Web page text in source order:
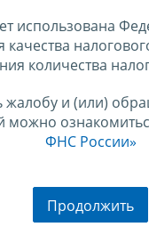
использована
количества
жалобу и (или)
ФНС России»
Продолжить